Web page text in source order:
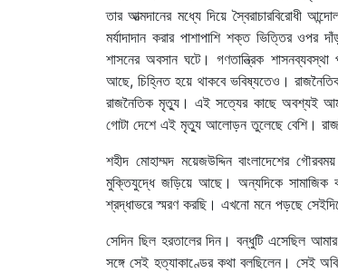
তার আত্মদানের মধ্যে দিয়ে স্বৈরাচারবিরোধী
মর্যাদাদান করার পাশাপাশি শক্ত ভিত্তির ওপর
শাসনের অবসান ঘটে। গণতান্ত্রিক
আছে, চিহ্নিত হয়ে থাকবে ভবিষ্যতেও।
রাজনৈতিক মৃত্যু। এই সত্যের কাছে অবশ্যই
গোটা দেশে এই মৃত্যু আলোড়ন তুলেছে বেশি।
শহীদ মোহাম্মদ ময়েজউদ্দিন বাংলাদেশের
মুক্তিযুদ্ধে জড়িয়ে আছে। অন্যদিকে
শ্রদ্ধাভরে স্মরণ করছি। এখনো মনে পড়ছে
সেদিন ছিল হরতালের দিন। বন্ধুটি এসেছিল
সঙ্গে সেই হত্যাকাণ্ডের কথা বলছিলেন। সেই